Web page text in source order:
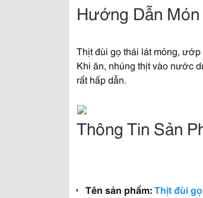
Hướng Dẫn
Thịt đùi gọ thái lát mỏng,
Khi ăn, nhúng thịt vào nước
rất hấp dẫn.
Thông Tin Sản
Tên sản phẩm:Thịt đùi